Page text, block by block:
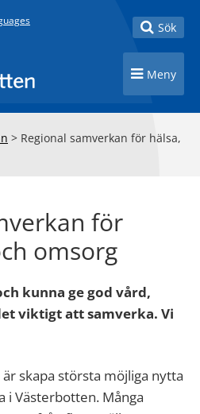
Toggle
Sök
Toggle
Meny
> Regional samverkan för hälsa,
för
omsorg
kunna ge god vård,
viktigt att samverka. Vi
skapa största möjliga nytta
i Västerbotten. Många